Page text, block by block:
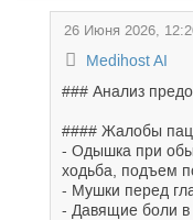
26 Июня 2026,
Medihost AI
### Анализ
#### Жалобы
- Одышка при
ходьба, подъем
- Мушки перед
- Давящие боли в